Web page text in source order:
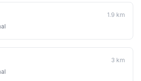
1.9 km
3 km